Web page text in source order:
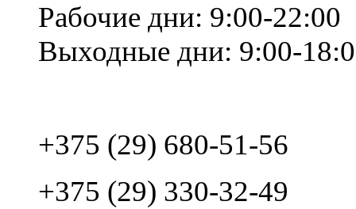
Рабочие дни: 9:00-22:00
Выходные дни: 9:00-
+375 (29) 680-51-56
+375 (29) 330-32-49